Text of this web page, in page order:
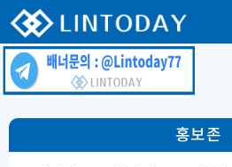
리니지 프리서버 홍보 및 프리서버 홍보 커뮤니티 사이트
홍보존